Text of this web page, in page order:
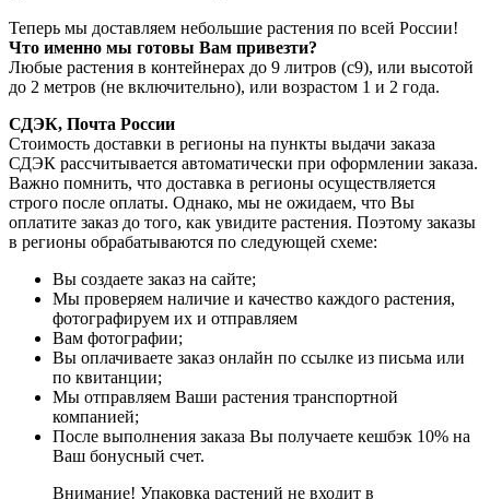
Теперь мы доставляем небольшие растения по всей России!
Что именно мы готовы Вам привезти?
Любые растения в контейнерах до 9 литров (с9), или высотой
до 2 метров (не включительно), или возрастом 1 и 2 года.
СДЭК, Почта России
Стоимость доставки в регионы на пункты выдачи заказа
СДЭК рассчитывается автоматически при оформлении заказа.
Важно помнить, что доставка в регионы осуществляется
строго после оплаты. Однако, мы не ожидаем, что Вы
оплатите заказ до того, как увидите растения. Поэтому заказы
в регионы обрабатываются по следующей схеме:
Вы создаете заказ на сайте;
Мы проверяем наличие и качество каждого растения,
фотографируем их и отправляем
Вам фотографии;
Вы оплачиваете заказ онлайн по ссылке из письма или
по квитанции;
Мы отправляем Ваши растения транспортной
компанией;
После выполнения заказа Вы получаете кешбэк 10% на
Ваш бонусный счет.
Внимание! Упаковка растений не входит в